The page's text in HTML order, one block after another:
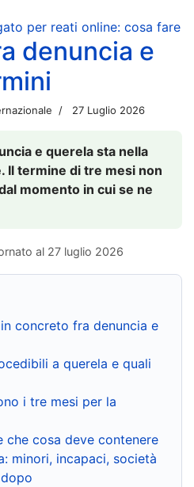
per reati online: cosa fare
denuncia e
27 Luglio 2026
e querela sta nella
Il termine di tre mesi non
momento in cui se ne
al 27 luglio 2026
concreto fra denuncia e
a querela e quali
i tre mesi per la
che cosa deve contenere
minori, incapaci, società